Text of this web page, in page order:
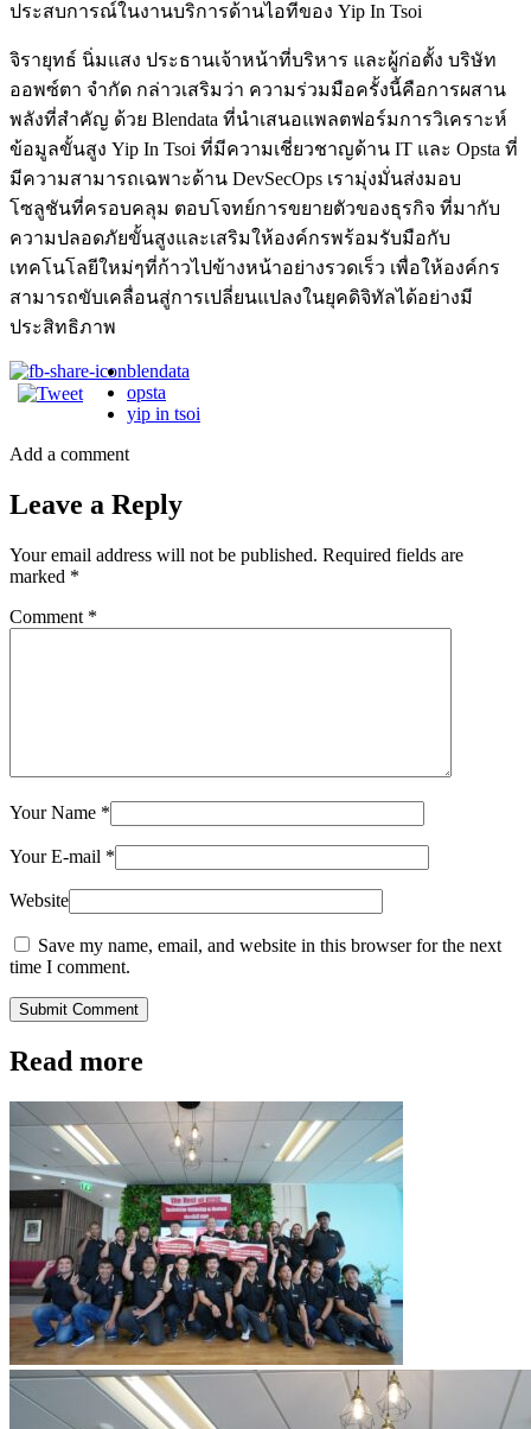
ประสบการณ์ในงานบริการด้านไอทีของ Yip In Tsoi
จิรายุทธ์ นิ่มแสง ประธานเจ้าหน้าที่บริหาร และผู้ก่อตั้ง บริษัท
ออพซ์ตา จำกัด กล่าวเสริมว่า ความร่วมมือครั้งนี้คือการผสาน
พลังที่สำคัญ ด้วย Blendata ที่นำเสนอแพลตฟอร์มการวิเคราะห์
ข้อมูลขั้นสูง Yip In Tsoi ที่มีความเชี่ยวชาญด้าน IT และ Opsta ที่
มีความสามารถเฉพาะด้าน DevSecOps เรามุ่งมั่นส่งมอบ
โซลูชันที่ครอบคลุม ตอบโจทย์การขยายตัวของธุรกิจ ที่มากับ
ความปลอดภัยขั้นสูงและเสริมให้องค์กรพร้อมรับมือกับ
เทคโนโลยีใหม่ๆที่ก้าวไปข้างหน้าอย่างรวดเร็ว เพื่อให้องค์กร
สามารถขับเคลื่อนสู่การเปลี่ยนแปลงในยุคดิจิทัลได้อย่างมี
ประสิทธิภาพ
blendata
opsta
yip in tsoi
Add a comment
Leave a Reply
Your email address will not be published. Required fields are
marked *
Comment *
Your Name *
Your E-mail *
Website
Save my name, email, and website in this browser for the next
time I comment.
Submit Comment
Read more